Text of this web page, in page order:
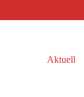
Aktuell